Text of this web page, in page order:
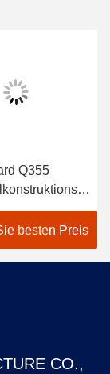
Q355
Wellstahldach
besten Preis
CO.,